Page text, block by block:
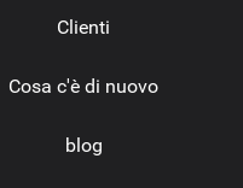
Clienti
Cosa c'è di nuovo
blog